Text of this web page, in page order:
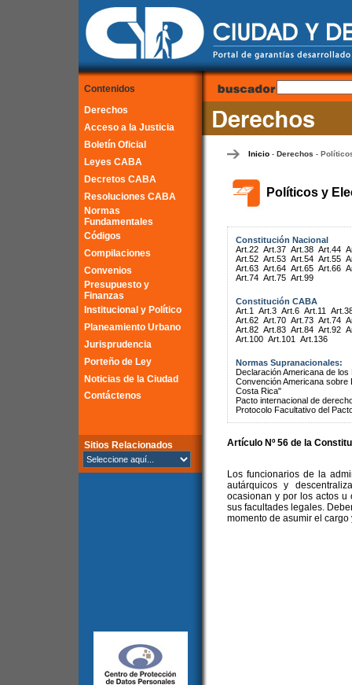
Contenidos
Derechos
Acceso a la Justicia
Boletín Oficial
Leyes CABA
Decretos CABA
Resoluciones CABA
Normas
Fundamentales
Códigos
Compilaciones
Convenios
Presupuesto y
Finanzas
Institucional y Político
Planeamiento Urbano
Jurisprudencia
Porteño de Ley
Noticias de la Ciudad
Contáctenos
Sitios Relacionados
Inicio- Derechos -
Políticos y
Constitución Nacional
Art.22 Art.37 Art.38 Art.44
Art.52 Art.53 Art.54 Art.55
Art.63 Art.64 Art.65 Art.66
Art.74 Art.75 Art.99
Constitución CABA
Art.1
Art.3 Art.6 Art.11
Art.62 Art.70 Art.73 Art.74
Art.82 Art.83 Art.84 Art.92
Art.100 Art.101 Art.136
Normas Supranacionales:
Declaración Americana de
Convención Americana
Costa Rica"
Pacto internacional de
Protocolo Facultativo del
Artículo Nº 56 de la
Los funcionarios de la
autárquicos y
ocasionan y por los actos u
sus facultades legales.
momento de asumir el cargo